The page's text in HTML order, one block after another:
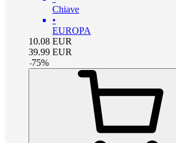
Chiave
•
EUROPA
10.08 EUR
39.99 EUR
-75%